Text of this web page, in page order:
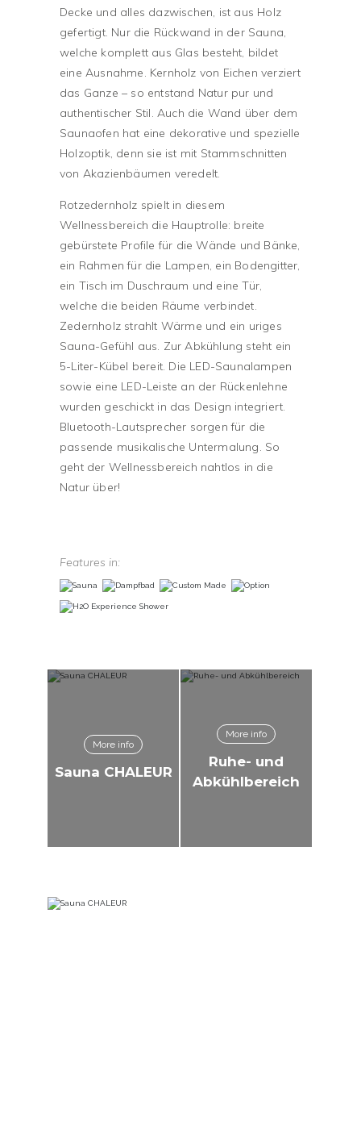
Decke und alles dazwischen, ist aus Holz
gefertigt. Nur die Rückwand in der Sauna,
welche komplett aus Glas besteht, bildet
eine Ausnahme. Kernholz von Eichen verziert
das Ganze – so entstand Natur pur und
authentischer Stil. Auch die Wand über dem
Saunaofen hat eine dekorative und spezielle
Holzoptik, denn sie ist mit Stammschnitten
von Akazienbäumen veredelt.
Rotzedernholz spielt in diesem
Wellnessbereich die Hauptrolle: breite
gebürstete Profile für die Wände und Bänke,
ein Rahmen für die Lampen, ein Bodengitter,
ein Tisch im Duschraum und eine Tür,
welche die beiden Räume verbindet.
Zedernholz strahlt Wärme und ein uriges
Sauna-Gefühl aus. Zur Abkühlung steht ein
5-Liter-Kübel bereit. Die LED-Saunalampen
sowie eine LED-Leiste an der Rückenlehne
wurden geschickt in das Design integriert.
Bluetooth-Lautsprecher sorgen für die
passende musikalische Untermalung. So
geht der Wellnessbereich nahtlos in die
Natur über!
Features in:
More info
Sauna CHALEUR
More info
Ruhe- und
Abkühlbereich